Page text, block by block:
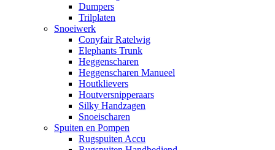
Dumpers
Trilplaten
Snoeiwerk
Conyfair Ratelwig
Elephants Trunk
Heggenscharen
Heggenscharen Manueel
Houtklievers
Houtversnipperaars
Silky Handzagen
Snoeischaren
Spuiten en Pompen
Rugspuiten Accu